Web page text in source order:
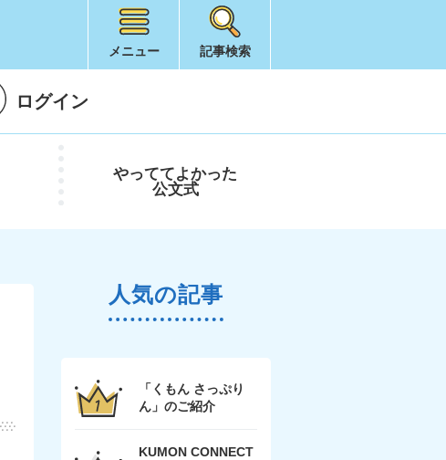
メニュー 記事検索
ログイン
やっててよかった
公文式
人気の記事
「くもん さっぷり
ん」のご紹介
KUMON CONNECT